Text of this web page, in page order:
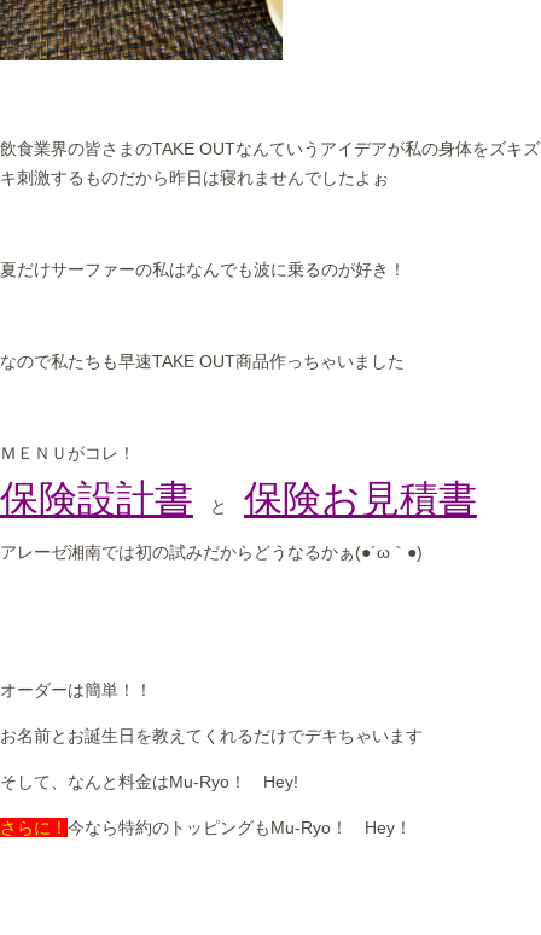
飲食業界の皆さまのTAKE OUTなんていうアイデアが私の身体をズキズ
キ刺激するものだから昨日は寝れませんでしたよぉ
夏だけサーファーの私はなんでも波に乗るのが好き！
なので私たちも早速TAKE OUT商品作っちゃいました
ＭＥＮＵがコレ！
保険設計書 と 保険お見積書
アレーゼ湘南では初の試みだからどうなるかぁ(●´ω｀●)
オーダーは簡単！！
お名前とお誕生日を教えてくれるだけでデキちゃいます
そして、なんと料金はMu-Ryo！ Hey!
さらに！ 今なら特約のトッピングもMu-Ryo！ Hey！